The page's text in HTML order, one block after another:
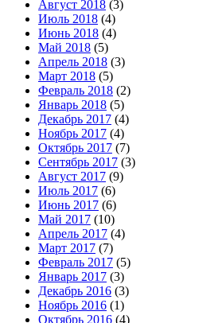
Август 2018 (3)
Июль 2018 (4)
Июнь 2018 (4)
Май 2018 (5)
Апрель 2018 (3)
Март 2018 (5)
Февраль 2018 (2)
Январь 2018 (5)
Декабрь 2017 (4)
Ноябрь 2017 (4)
Октябрь 2017 (7)
Сентябрь 2017 (3)
Август 2017 (9)
Июль 2017 (6)
Июнь 2017 (6)
Май 2017 (10)
Апрель 2017 (4)
Март 2017 (7)
Февраль 2017 (5)
Январь 2017 (3)
Декабрь 2016 (3)
Ноябрь 2016 (1)
Октябрь 2016 (4)